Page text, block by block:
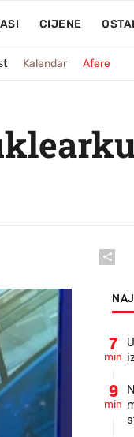
CIJENE
Kalendar Afere
7
min
9
min